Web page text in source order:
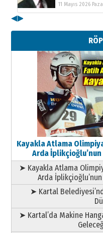
11 Mayıs 2026
Metin
Geleceği
11 Mayıs 2026
◀▶
Kayakla Atlama
Arda
➤ Kayakla Atlama
Arda
➤ Kartal
➤ Kartal’da Makine